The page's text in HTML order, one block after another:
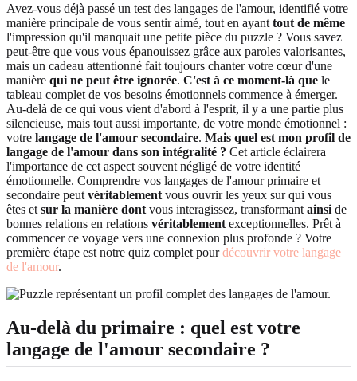
Avez-vous déjà passé un test des langages de l'amour, identifié votre
manière principale de vous sentir aimé, tout en ayant tout de même
l'impression qu'il manquait une petite pièce du puzzle ? Vous savez
peut-être que vous vous épanouissez grâce aux paroles valorisantes,
mais un cadeau attentionné fait toujours chanter votre cœur d'une
manière qui ne peut être ignorée. C'est à ce moment-là que le
tableau complet de vos besoins émotionnels commence à émerger.
Au-delà de ce qui vous vient d'abord à l'esprit, il y a une partie plus
silencieuse, mais tout aussi importante, de votre monde émotionnel :
votre langage de l'amour secondaire. Mais quel est mon profil de
langage de l'amour dans son intégralité ? Cet article éclairera
l'importance de cet aspect souvent négligé de votre identité
émotionnelle. Comprendre vos langages de l'amour primaire et
secondaire peut véritablement vous ouvrir les yeux sur qui vous
êtes et sur la manière dont vous interagissez, transformant ainsi de
bonnes relations en relations véritablement exceptionnelles. Prêt à
commencer ce voyage vers une connexion plus profonde ? Votre
première étape est notre quiz complet pourdécouvrir votre langage
de l'amour.
Au-delà du primaire : quel est votre
langage de l'amour secondaire ?